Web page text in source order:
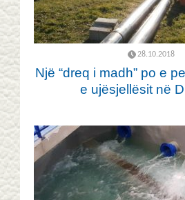
28.10.2018
Një “dreq i madh” po e
e ujësjellësit në